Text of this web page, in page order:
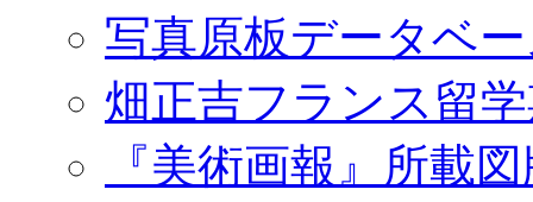
写真原板データベ
畑正吉フランス留
『美術画報』所載